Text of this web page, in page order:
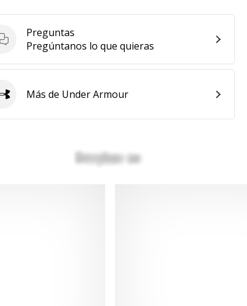
Preguntas
Preguntas
Pregúntanos lo que quieras
Under Armour
Más de Under Armour